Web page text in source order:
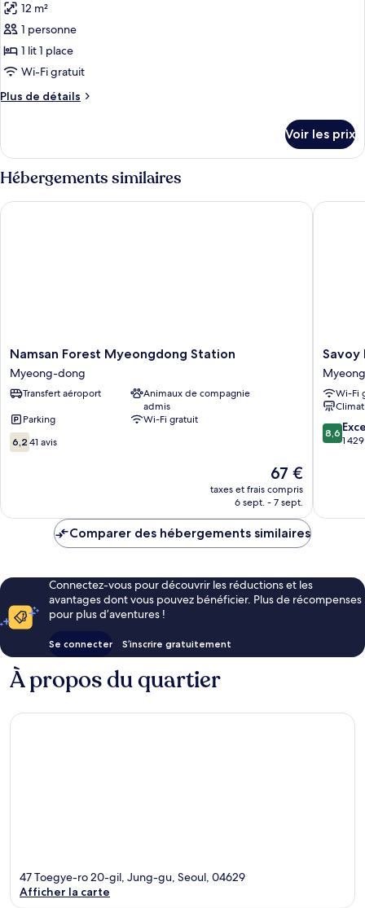
Familiale
(10
persons)
photos
pour
ce
type
chambre :
12 m²
1 personne
1 lit 1 place
Wi-Fi gratuit
Plus de détails
Plus
le
type
de
chambre
Chambre
Voir les prix
Hébergements similaires
Namsan
Forest
Myeongdong
Station
dong
Namsan Forest Myeongdong Station
Myeong-dong
Transfert aéroport
Animaux de compagnie
admis
Parking
Wi-Fi gratuit
6.2
sur
6,2 41 avis
Le
nouveau
prix
de
67 €
taxes et frais compris
6 sept. - 7 sept.
Namsan Forest Myeongdong Station
Savoy
Hotel
dong
Savoy
Wi-Fi
8.6
sur
8,6
1
Savoy
Comparer des hébergements similaires
Connectez-vous pour découvrir les réductions et les
avantages dont vous pouvez bénéficier. Plus de récompenses
pour plus d’aventures !
Se connecter S’inscrire gratuitement
À propos du quartier
47 Toegye-ro 20-gil, Jung-gu, Seoul, 04629
Afficher la carte